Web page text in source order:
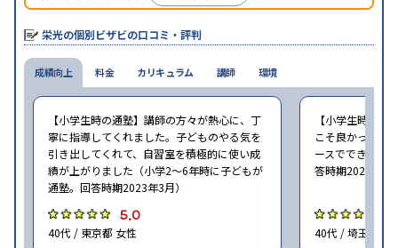
栄光の個別ビザビの口コミ・評判
成績向上
【小学生時の通塾】講師の方々が熱心に、丁
寧に指導してくれました。子どものやる気を
引き出してくれて、自習室を積極的に使い成
績が上がりました（小学2〜6年時に子どもが
通塾。回答時期2023年3月）
5.0
40代 / 東京都 女性
【小学生時の通
こそ良かった。
ースでできた（
答時期2023年3
40代 / 埼玉県 女
料金 カリキュラム 講師 環境